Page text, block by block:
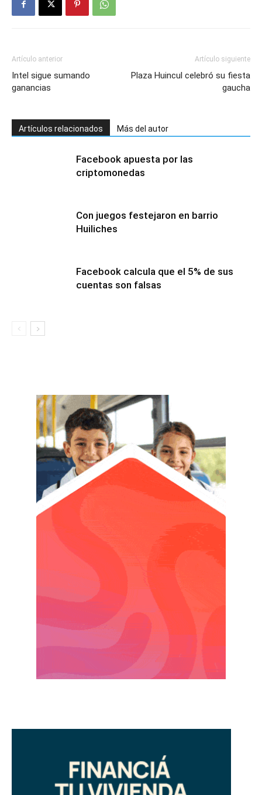
Artículo anterior
Intel sigue sumando
ganancias
Artículo siguiente
Plaza Huincul celebró su fiesta
gaucha
Artículos relacionados Más del autor
Facebook apuesta por las
criptomonedas
Con juegos festejaron en barrio
Huiliches
Facebook calcula que el 5% de sus
cuentas son falsas